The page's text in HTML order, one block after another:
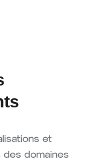
et
domaines